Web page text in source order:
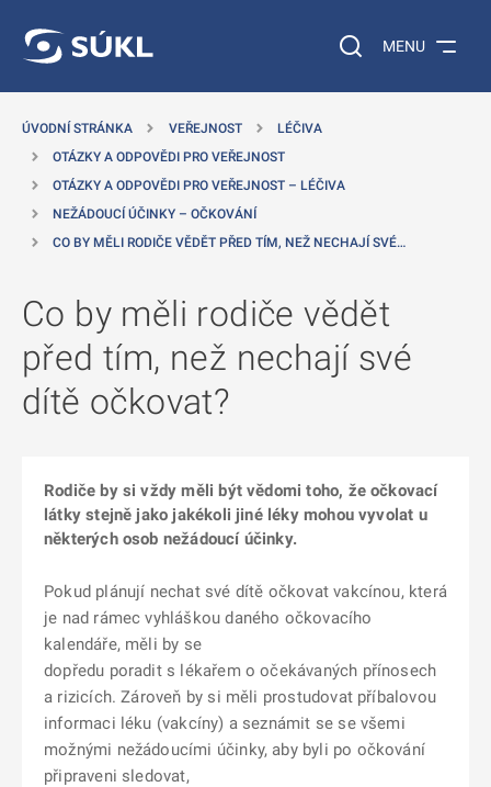
Vyhledávání na
MENU
ÚVODNÍ STRÁNKA VEŘEJNOST
LÉČIVA
OTÁZKY A ODPOVĚDI PRO VEŘEJNOST
OTÁZKY A ODPOVĚDI PRO VEŘEJNOST – LÉČIVA
NEŽÁDOUCÍ ÚČINKY – OČKOVÁNÍ
CO BY MĚLI RODIČE VĚDĚT PŘED TÍM, NEŽ NECHAJÍ SVÉ…
Co by měli rodiče vědět
před tím, než nechají své
dítě očkovat?
Rodiče by si vždy měli být vědomi toho, že očkovací
látky stejně jako jakékoli jiné léky mohou vyvolat u
některých osob nežádoucí účinky.
Pokud plánují nechat své dítě očkovat vakcínou, která
je nad rámec vyhláškou daného očkovacího
kalendáře, měli by se
dopředu poradit s lékařem o očekávaných přínosech
a rizicích. Zároveň by si měli prostudovat příbalovou
informaci léku (vakcíny) a seznámit se se všemi
možnými nežádoucími účinky, aby byli po očkování
připraveni sledovat,